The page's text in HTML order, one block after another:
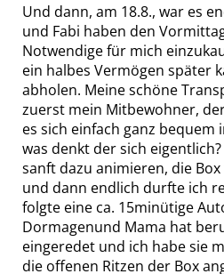
Und dann, am 18.8., war es
und Fabi haben den
Notwendige für mich
ein halbes Vermögen später
abholen. Meine schöne
zuerst mein Mitbewohner,
es sich einfach ganz
was denkt der sich
sanft dazu animieren, die
und dann endlich durfte ich
folgte eine ca. 15minütige
Dormagenund Mama hat
eingeredet und ich habe sie
die offenen Ritzen der Box